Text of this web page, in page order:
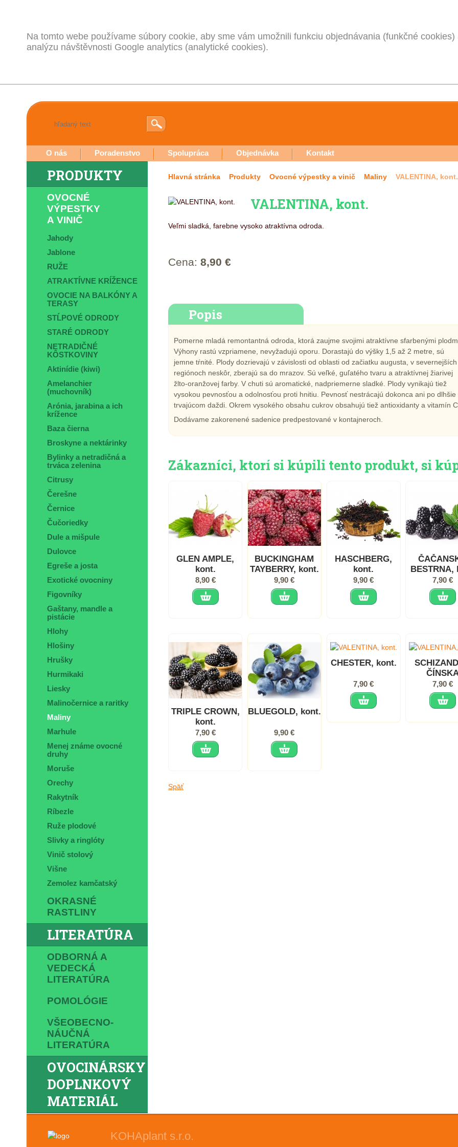
Na tomto webe používame súbory cookie, aby sme vám umožnili funkciu objednávania (funkčné cookies)
analýzu návštěvnosti Google analytics (analytické cookies).
O nás Poradenstvo Spolupráca Objednávka Kontakt
PRODUKTY
OVOCNÉ
VÝPESTKY
A VINIČ
Jahody
Jablone
RUŽE
ATRAKTÍVNE KRÍŽENCE
OVOCIE NA BALKÓNY A
TERASY
STĹPOVÉ ODRODY
STARÉ ODRODY
NETRADIČNÉ
KÔSTKOVINY
Aktinídie (kiwi)
Amelanchier
(muchovník)
Arónia, jarabina a ich
krížence
Baza čierna
Broskyne a nektárinky
Bylinky a netradičná a
trváca zelenina
Citrusy
Čerešne
Černice
Čučoriedky
Dule a mišpule
Dulovce
Egreše a josta
Exotické ovocniny
Figovníky
Gaštany, mandle a
pistácie
Hlohy
Hlošiny
Hrušky
Hurmikaki
Liesky
Malinočernice a raritky
Maliny
Marhule
Menej známe ovocné
druhy
Moruše
Orechy
Rakytník
Ríbezle
Ruže plodové
Slivky a ringlóty
Vinič stolový
Višne
Zemolez kamčatský
OKRASNÉ
RASTLINY
LITERATÚRA
ODBORNÁ A
VEDECKÁ
LITERATÚRA
POMOLÓGIE
VŠEOBECNO-
NÁUČNÁ
LITERATÚRA
OVOCINÁRSKY
DOPLNKOVÝ
MATERIÁL
Hlavná stránka Produkty Ovocné výpestky a vinič Maliny VALENTINA, kont.
VALENTINA, kont.
Veľmi sladká, farebne vysoko atraktívna odroda.
Cena: 8,90 €
Popis
Pomerne mladá remontantná odroda, ktorá zaujme svojimi atraktívne sfarbenými
Výhony rastú vzpriamene, nevyžadujú oporu. Dorastajú do výšky 1,5 až 2 metre, sú
jemne tŕnité. Plody dozrievajú v závislosti od oblasti od začiatku augusta, v severnejších
regiónoch neskôr, zberajú sa do mrazov. Sú veľké, guľatého tvaru a atraktívnej žiarivej
žlto-oranžovej farby. V chuti sú aromatické, nadpriemerne sladké. Plody vynikajú tiež
vysokou pevnosťou a odolnosťou proti hnitiu. Pevnosť nestrácajú dokonca ani po dlhšie
trvajúcom daždi. Okrem vysokého obsahu cukrov obsahujú tiež antioxidanty a vitamín
Dodávame zakorenené sadenice predpestované v kontajneroch.
Zákazníci, ktorí si kúpili tento produkt, si
GLEN AMPLE,
kont.
8,90 €
BUCKINGHAM
TAYBERRY, kont.
9,90 €
HASCHBERG,
kont.
9,90 €
BESTRNA,
7,90 €
TRIPLE CROWN,
kont.
7,90 €
BLUEGOLD, kont.
9,90 €
CHESTER, kont.
7,90 € 7,90 €
Späť
KOHAplant s.r.o.